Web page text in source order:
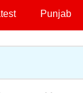
Punjab